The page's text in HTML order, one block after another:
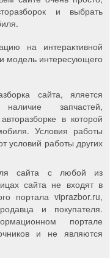
и выбрать
на интерактивной
модель интересующего
сайта, яляется
наличие запчастей,
в которой
Условия работы
условий работы других
сайта с любой из
сайта не входят в
портала viprazbor.ru,
и покупателя.
портале
и не являются